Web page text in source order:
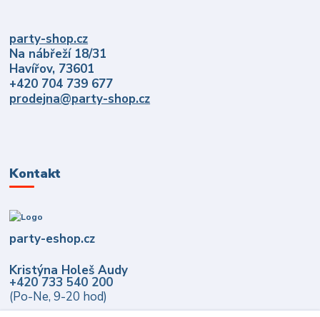
party-shop.cz
Na nábřeží 18/31
Havířov, 73601
+420 704 739 677
prodejna@party-shop.cz
Kontakt
party-eshop.cz
Kristýna Holeš Audy
+420 733 540 200
(Po-Ne, 9-20 hod)